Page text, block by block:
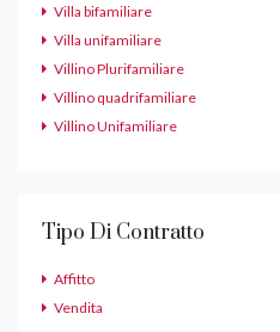
Villa bifamiliare
Villa unifamiliare
Villino Plurifamiliare
Villino quadrifamiliare
Villino Unifamiliare
Tipo Di Contratto
Affitto
Vendita